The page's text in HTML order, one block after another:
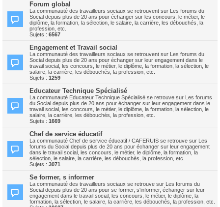
Forum global
La communauté des travailleurs sociaux se retrouvent sur Les forums du
Social depuis plus de 20 ans pour échanger sur les concours, le métier, le
diplôme, la formation, la sélection, le salaire, la carrière, les débouchés, la
profession, etc.
Sujets : 6567
Engagement et Travail social
La communauté des travailleurs sociaux se retrouvent sur Les forums du
Social depuis plus de 20 ans pour échanger sur leur engagement dans le
travail social, les concours, le métier, le diplôme, la formation, la sélection, le
salaire, la carrière, les débouchés, la profession, etc.
Sujets : 1259
Educateur Technique Spécialisé
La communauté Educateur Technique Spécialisé se retrouve sur Les forums
du Social depuis plus de 20 ans pour échanger sur leur engagement dans le
travail social, les concours, le métier, le diplôme, la formation, la sélection, le
salaire, la carrière, les débouchés, la profession, etc.
Sujets : 1669
Chef de service éducatif
La communauté Chef de service éducatif / CAFERUIS se retrouve sur Les
forums du Social depuis plus de 20 ans pour échanger sur leur engagement
dans le travail social, les concours, le métier, le diplôme, la formation, la
sélection, le salaire, la carrière, les débouchés, la profession, etc.
Sujets : 3071
Se former, s informer
La communauté des travailleurs sociaux se retrouve sur Les forums du
Social depuis plus de 20 ans pour se former, s'informer, échanger sur leur
engagement dans le travail social, les concours, le métier, le diplôme, la
formation, la sélection, le salaire, la carrière, les débouchés, la profession, etc.